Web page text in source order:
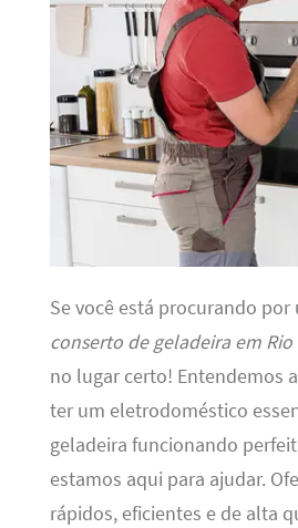
Se você está procurando por
conserto de geladeira em Rio
no lugar certo! Entendemos
ter um eletrodoméstico
geladeira funcionando
estamos aqui para ajudar.
rápidos, eficientes e de alta